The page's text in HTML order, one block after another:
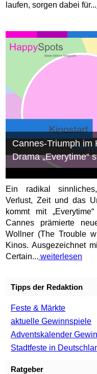
laufen, sorgen dabei für...
Cannes-Triumph im
Drama „Everytime“
Ein radikal
Verlust, Zeit und das
kommt mit
Cannes prämierte
Wollner (The Trouble
Kinos. Ausgezeichnet
Certain... weiterlesen
Tipps der Redaktion
Feste & Märkte
aktuelle Gewinnspiele
Adventskalender
Stadtfeste in
Ratgeber